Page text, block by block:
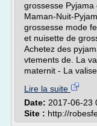
grossesse
Maman-Nuit-
grossesse mode
et nuisette de
Achetez des
vtements de. La
maternit - La
Lire la suite
Date: 2017-06-23
Site : http://